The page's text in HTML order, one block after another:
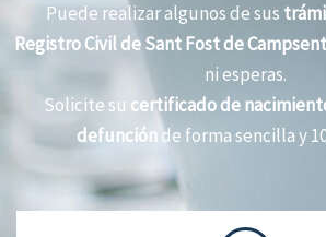
Puede realizar algunos de sus
Registro Civil de Sant Fost de
ni esperas.
Solicite su certificado de
defunciónde forma sencilla y